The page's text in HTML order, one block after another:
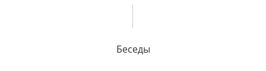
Беседы